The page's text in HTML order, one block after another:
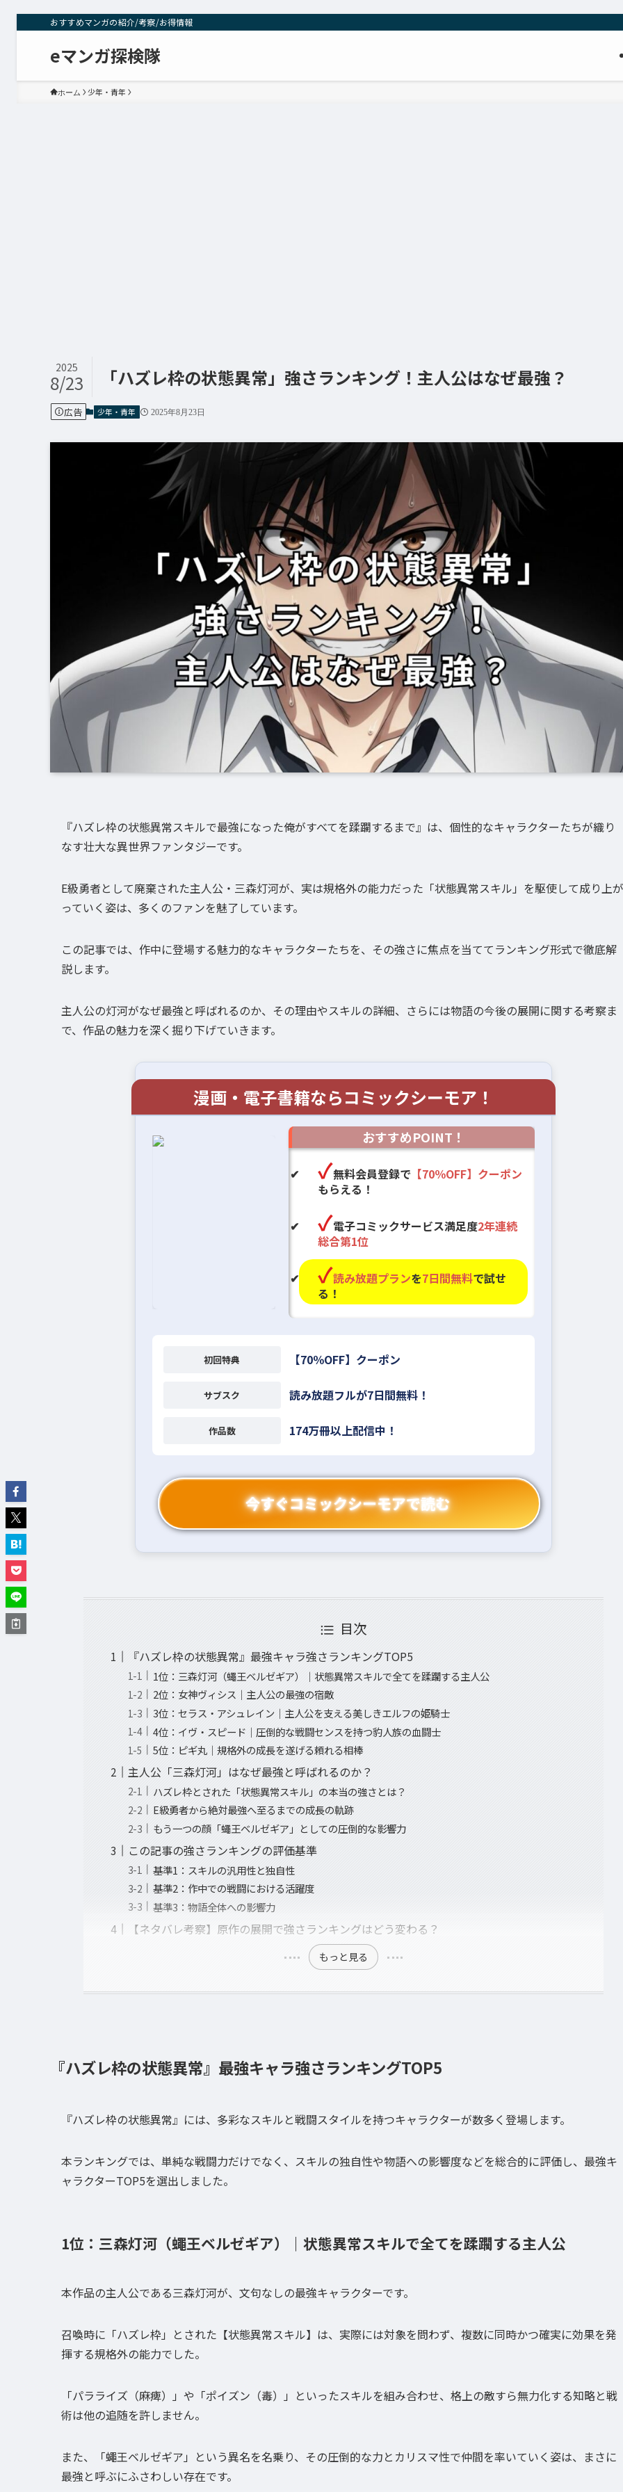
おすすめマンガの紹介/考察/お得情報
eマンガ探検隊
ホーム 少年・青年
「ハズレ枠の状態異常」強さランキング！主人公はなぜ最強？
2025
8/23
広告 少年・青年 2025年8月23日
『ハズレ枠の状態異常スキルで最強になった俺がすべてを蹂躙するまで』は、個性的なキャラクターたちが織り
なす壮大な異世界ファンタジーです。
E級勇者として廃棄された主人公・三森灯河が、実は規格外の能力だった「状態異常スキル」を駆使して成り上が
っていく姿は、多くのファンを魅了しています。
この記事では、作中に登場する魅力的なキャラクターたちを、その強さに焦点を当ててランキング形式で徹底解
説します。
主人公の灯河がなぜ最強と呼ばれるのか、その理由やスキルの詳細、さらには物語の今後の展開に関する考察ま
で、作品の魅力を深く掘り下げていきます。
漫画・電子書籍ならコミックシーモア！
おすすめPOINT！
無料会員登録で 【70％OFF】クーポン
もらえる！
電子コミックサービス満足度2年連続
総合第1位
読み放題プランを7日間無料で試せ
る！
初回特典 【70％OFF】クーポン
サブスク 読み放題フルが7日間無料！
作品数 174万冊以上配信中！
今すぐコミックシーモアで読む
目次
『ハズレ枠の状態異常』最強キャラ強さランキングTOP5
1位：三森灯河（蠅王ベルゼギア）｜状態異常スキルで全てを蹂躙する主人公
2位：女神ヴィシス｜主人公の最強の宿敵
3位：セラス・アシュレイン｜主人公を支える美しきエルフの姫騎士
4位：イヴ・スピード｜圧倒的な戦闘センスを持つ豹人族の血闘士
5位：ピギ丸｜規格外の成長を遂げる頼れる相棒
主人公「三森灯河」はなぜ最強と呼ばれるのか？
ハズレ枠とされた「状態異常スキル」の本当の強さとは？
E級勇者から絶対最強へ至るまでの成長の軌跡
もう一つの顔「蠅王ベルゼギア」としての圧倒的な影響力
この記事の強さランキングの評価基準
基準1：スキルの汎用性と独自性
基準2：作中での戦闘における活躍度
基準3：物語全体への影響力
【ネタバレ考察】原作の展開で強さランキングはどう変わる？
もっと見る
『ハズレ枠の状態異常』最強キャラ強さランキングTOP5
『ハズレ枠の状態異常』には、多彩なスキルと戦闘スタイルを持つキャラクターが数多く登場します。
本ランキングでは、単純な戦闘力だけでなく、スキルの独自性や物語への影響度などを総合的に評価し、最強キ
ャラクターTOP5を選出しました。
1位：三森灯河（蠅王ベルゼギア）｜状態異常スキルで全てを蹂躙する主人公
本作品の主人公である三森灯河が、文句なしの最強キャラクターです。
召喚時に「ハズレ枠」とされた【状態異常スキル】は、実際には対象を問わず、複数に同時かつ確実に効果を発
揮する規格外の能力でした。
「パラライズ（麻痺）」や「ポイズン（毒）」といったスキルを組み合わせ、格上の敵すら無力化する知略と戦
術は他の追随を許しません。
また、「蠅王ベルゼギア」という異名を名乗り、その圧倒的な力とカリスマ性で仲間を率いていく姿は、まさに
最強と呼ぶにふさわしい存在です。